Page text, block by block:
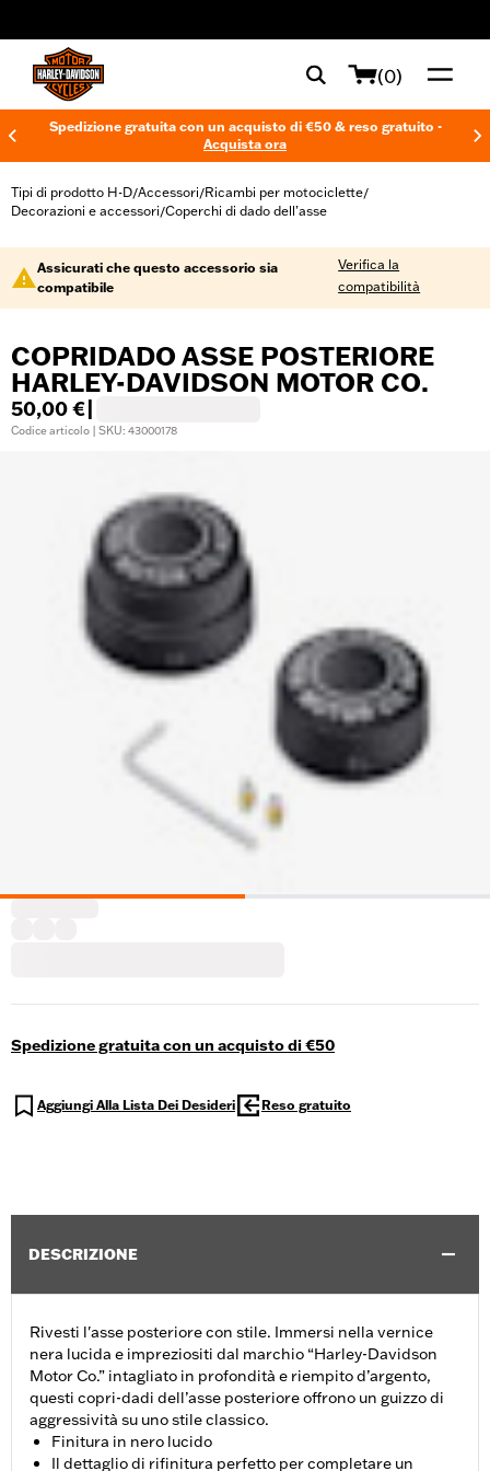
(0)
Spedizione gratuita con un acquisto di €50 & reso gratuito -
Acquista ora
Tipi di prodotto H-D/Accessori/Ricambi per motociclette/
Decorazioni e accessori/Coperchi di dado dell’asse
Assicurati che questo accessorio sia
compatibile
Verifica la
compatibilità
COPRIDADO ASSE POSTERIORE
HARLEY-DAVIDSON MOTOR CO.
50,00 €
Codice articolo | SKU: 43000178
Spedizione gratuita con un acquisto di €50
Aggiungi Alla Lista Dei Desideri Reso gratuito
DESCRIZIONE
Rivesti l'asse posteriore con stile. Immersi nella vernice
nera lucida e impreziositi dal marchio “Harley-Davidson
Motor Co.” intagliato in profondità e riempito d’argento,
questi copri-dadi dell’asse posteriore offrono un guizzo di
aggressività su uno stile classico.
Finitura in nero lucido
Il dettaglio di rifinitura perfetto per completare un